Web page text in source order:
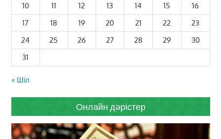
10
11 12 13 14 15
16
17
18 19 20 21 22
23
24
25 26 27 28 29
30
31
« Шіл
Онлайн дәрістер